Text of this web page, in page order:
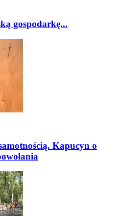
gospodarkę...
Kapucyn o